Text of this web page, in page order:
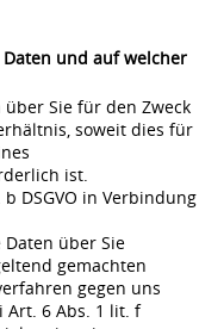
und auf welcher
Sie für den Zweck
soweit dies für
ist.
DSGVO in Verbindung
über Sie
gemachten
gegen uns
6 Abs. 1 lit. f